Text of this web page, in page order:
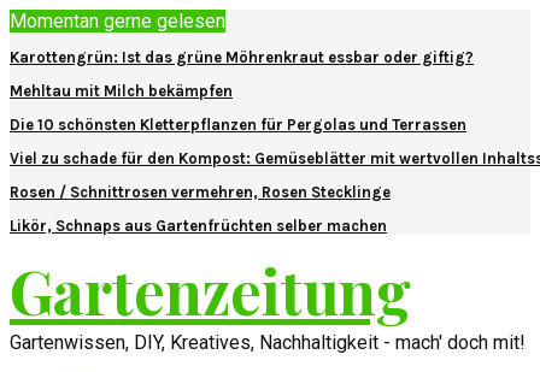
Momentan gerne gelesen
Karottengrün: Ist das grüne Möhrenkraut essbar oder giftig?
Mehltau mit Milch bekämpfen
Die 10 schönsten Kletterpflanzen für Pergolas und Terrassen
Viel zu schade für den Kompost: Gemüseblätter mit wertvollen
Rosen / Schnittrosen vermehren, Rosen Stecklinge
Likör, Schnaps aus Gartenfrüchten selber machen
Gartenzeitung
Gartenwissen, DIY, Kreatives, Nachhaltigkeit - mach' doch mit!